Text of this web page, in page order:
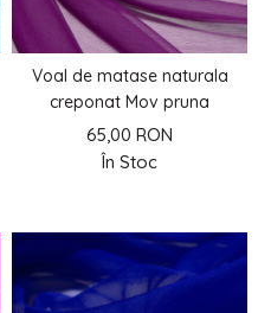
Voal de matase naturala
creponat Mov pruna
65,00 RON
În Stoc